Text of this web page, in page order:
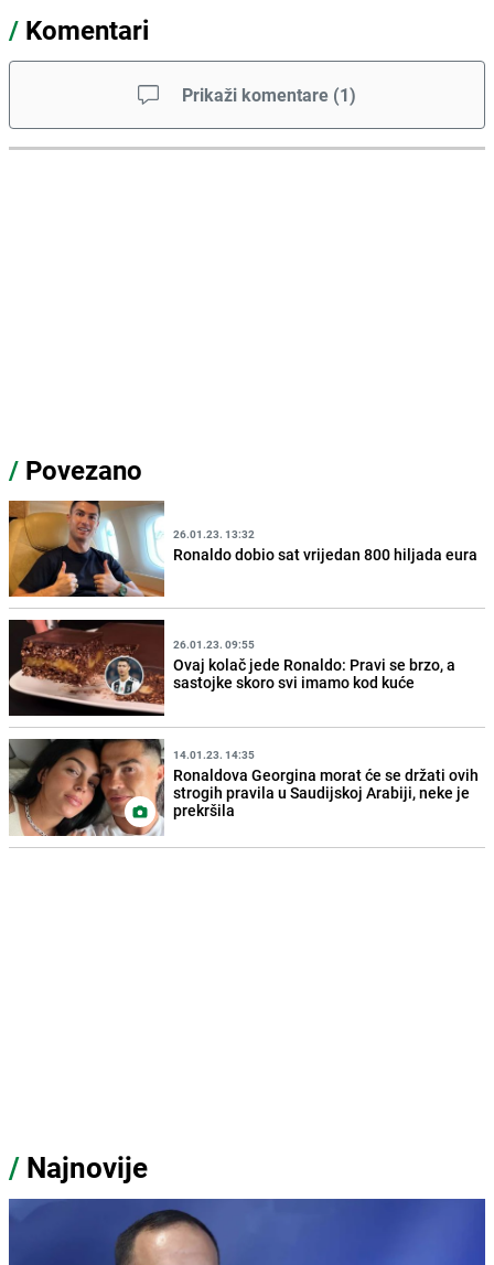
/ Komentari
Prikaži komentare (1)
/ Povezano
26.01.23. 13:32
Ronaldo dobio sat vrijedan 800 hiljada eura
26.01.23. 09:55
Ovaj kolač jede Ronaldo: Pravi se brzo, a
sastojke skoro svi imamo kod kuće
14.01.23. 14:35
Ronaldova Georgina morat će se držati ovih
strogih pravila u Saudijskoj Arabiji, neke je
prekršila
/ Najnovije